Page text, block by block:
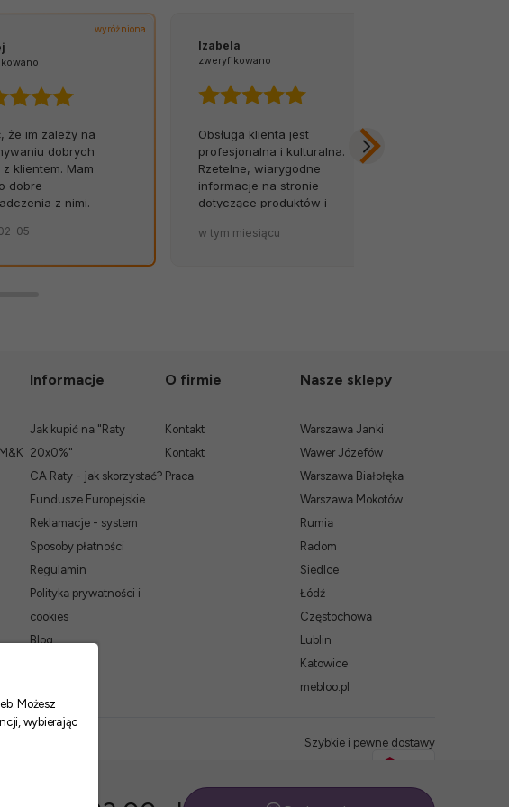
wyróżniona
że im zależy na
dobrych
klientem. Mam
dobre
z nimi.
05
Izabela
zweryfikowano
Obsługa klienta jest
profesjonalna i kulturalna.
Rzetelne, wiarygodne
informacje na stronie
dotyczące produktów i
atut sklepu. 💪🔥
w tym miesiącu
Informacje
Jak kupić na "Raty
20x0%"
CA Raty - jak skorzystać?
Fundusze Europejskie
Reklamacje - system
Sposoby płatności
Regulamin
Polityka prywatności i
cookies
Blog
O firmie
Kontakt
Kontakt
Praca
Nasze sklepy
Warszawa Janki
Wawer Józefów
Warszawa Białołęka
Warszawa Mokotów
Rumia
Radom
Siedlce
Łódź
Częstochowa
Lublin
Katowice
mebloo.pl
Szybkie i pewne dostawy
Możesz
wybierając